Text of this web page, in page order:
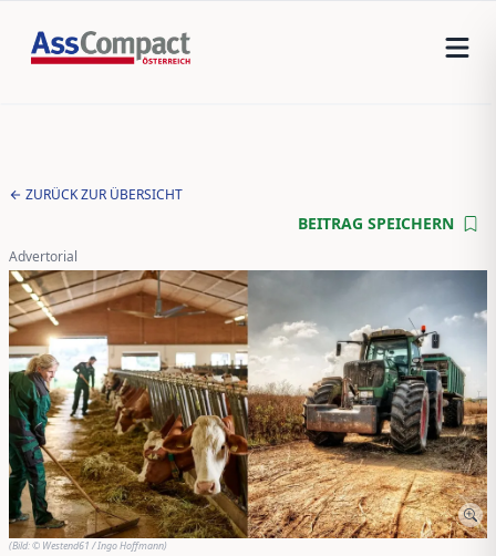
ZURÜCK ZUR ÜBERSICHT
BEITRAG SPEICHERN
Advertorial
(Bild:© Westend61 / Ingo Hoffmann)